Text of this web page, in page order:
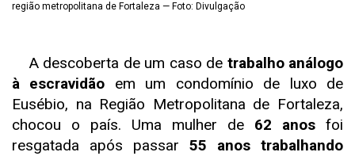
região metropolitana de Fortaleza — Foto: Divulgação
A descoberta de um caso de trabalho análogo
à escravidão em um condomínio de luxo de
Eusébio, na Região Metropolitana de Fortaleza,
chocou o país. Uma mulher de 62 anos foi
resgatada após passar 55 anos trabalhando